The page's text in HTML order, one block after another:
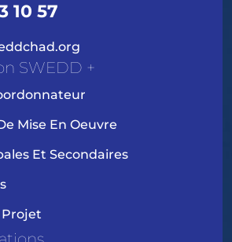
10 57
SWEDD +
Mise En Oeuvre
Et Secondaires